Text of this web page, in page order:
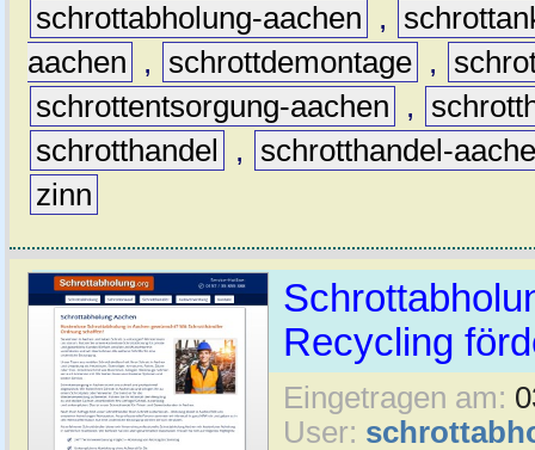
schrottabholung-aachen
,
aachen
, schrottdemontage ,
schrottentsorgung-aachen
,
schrotthandel
,
schrotthandel-
zinn
Recycling
Eingetragen am:
User: